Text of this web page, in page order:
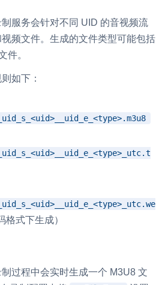
供应商，提供一个整体播放体验最佳的
媒体流传输，实现人与人、人与物、物与
白板协作
程序之间的实时音视频互通
服务会针对不同 UID 的音视频流
频文件。生成的文件类型可能包括
件。
如下：
格式下生成）
过程中会实时生成一个 M3U8 文